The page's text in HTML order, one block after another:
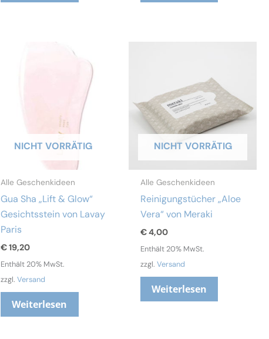
NICHT VORRÄTIG
Alle Geschenkideen
Gua Sha „Lift & Glow“
Gesichtsstein von Lavay
Paris
€19,20
Enthält 20% MwSt.
zzgl.Versand
Weiterlesen
NICHT VORRÄTIG
Alle Geschenkideen
Reinigungstücher „Aloe
Vera“ von Meraki
€4,00
Enthält 20% MwSt.
zzgl. Versand
Weiterlesen